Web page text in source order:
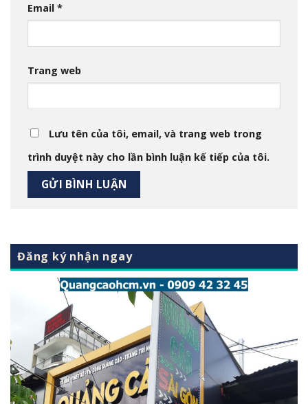
Email *
Trang web
Lưu tên của tôi, email, và trang web trong
trình duyệt này cho lần bình luận kế tiếp của tôi.
Đăng ký nhận ngay